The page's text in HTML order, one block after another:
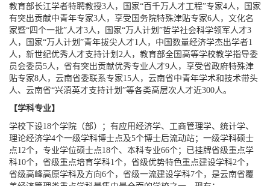
教育部长江学者特聘教授3人，国家“百千万人才工程”专家4人，国家
有突出贡献中青年专家3人，享受国务院特殊津贴专家6人，文化名
家暨“四个一批”人才3人，国家“万人计划”哲学社会科学领军人才3
人，国家“万人计划”青年拔尖人才1人，中国数量经济学杰出学者1
人，新世纪优秀人才支持计划2人，教育部全国高等学校教学指导委
员会委员5人，省有突出贡献优秀专业人才9人，享受省政府特殊津
贴专家8人，云南省委联系专家15人，云南省中青年学术和技术带头
人、云南省“兴滇英才支持计划”等各类高层次人才近300人。
【学科专业】
学校下设18个学院（部）；有应用经济学、工商管理学、统计学、
理论经济学4个一级学科博士点及5个博士后流动站；一级学科硕士
点12个，专业学位硕士点18个、本科专业66个；已挂牌省级重点学
科10个，省级重点培育学科1个，省级优势特色重点建设学科2个，
省级高峰高原学科及方向6个，省级一流建设学科7个，是云南省覆